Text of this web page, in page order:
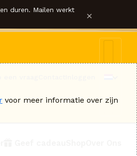
duren. Mailen werkt ×
voor meer informatie over zijn